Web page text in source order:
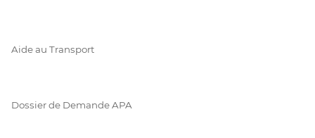
Aide au Transport
Dossier de Demande APA